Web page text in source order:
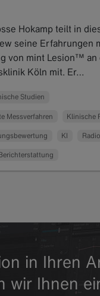
Hokamp teilt in
seine Erfahrungen
von mint Lesion™ an
Köln mit. Er…
Studien
Messverfahren Klinische
KI
in Ihren
wir Ihnen